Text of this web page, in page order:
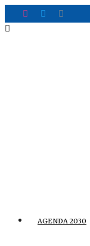
AGENDA 2030